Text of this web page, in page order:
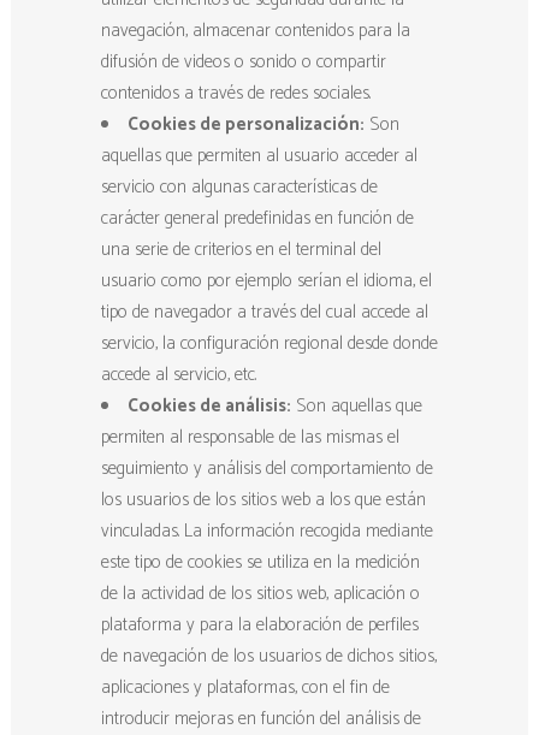
navegación, almacenar contenidos para la
difusión de videos o sonido o compartir
contenidos a través de redes sociales.
Cookies de personalización: Son
aquellas que permiten al usuario acceder al
servicio con algunas características de
carácter general predefinidas en función de
una serie de criterios en el terminal del
usuario como por ejemplo serían el idioma, el
tipo de navegador a través del cual accede al
servicio, la configuración regional desde donde
accede al servicio, etc.
Cookies de análisis: Son aquellas que
permiten al responsable de las mismas el
seguimiento y análisis del comportamiento de
los usuarios de los sitios web a los que están
vinculadas. La información recogida mediante
este tipo de cookies se utiliza en la medición
de la actividad de los sitios web, aplicación o
plataforma y para la elaboración de perfiles
de navegación de los usuarios de dichos sitios,
aplicaciones y plataformas, con el fin de
introducir mejoras en función del análisis de